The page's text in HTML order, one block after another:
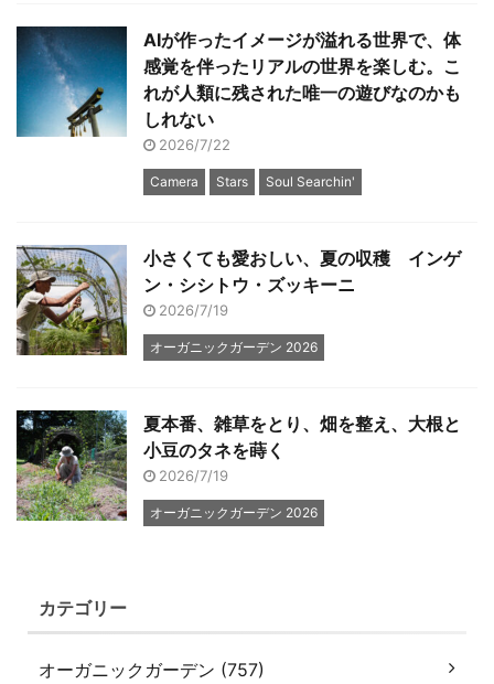
AIが作ったイメージが溢れる世界で、体
感覚を伴ったリアルの世界を楽しむ。こ
れが人類に残された唯一の遊びなのかも
しれない
2026/7/22
Camera Stars Soul Searchin'
小さくても愛おしい、夏の収穫 インゲ
ン・シシトウ・ズッキーニ
2026/7/19
オーガニックガーデン 2026
夏本番、雑草をとり、畑を整え、大根と
小豆のタネを蒔く
2026/7/19
オーガニックガーデン 2026
カテゴリー
オーガニックガーデン (757)